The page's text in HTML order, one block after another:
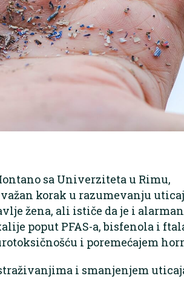
sa Univerziteta u Rimu,
korak u razumevanju
žena, ali ističe da je i
poput PFAS-a, bisfenola i
i poremećajem
i smanjenjem